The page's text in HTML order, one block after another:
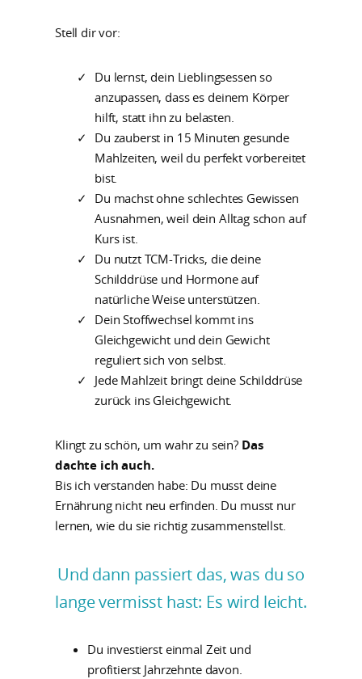
Stell dir vor:
Du lernst, dein Lieblingsessen so
anzupassen, dass es deinem Körper
hilft, statt ihn zu belasten.
Du zauberst in 15 Minuten gesunde
Mahlzeiten, weil du perfekt vorbereitet
bist.
Du machst ohne schlechtes Gewissen
Ausnahmen, weil dein Alltag schon auf
Kurs ist.
Du nutzt TCM-Tricks, die deine
Schilddrüse und Hormone auf
natürliche Weise unterstützen.
Dein Stoffwechsel kommt ins
Gleichgewicht und dein Gewicht
reguliert sich von selbst.
Jede Mahlzeit bringt deine Schilddrüse
zurück ins Gleichgewicht.
Klingt zu schön, um wahr zu sein? Das
dachte ich auch.
Bis ich verstanden habe: Du musst deine
Ernährung nicht neu erfinden. Du musst nur
lernen, wie du sie richtig zusammenstellst.
Und dann passiert das, was du so
lange vermisst hast: Es wird leicht.
Du investierst einmal Zeit und
profitierst Jahrzehnte davon.